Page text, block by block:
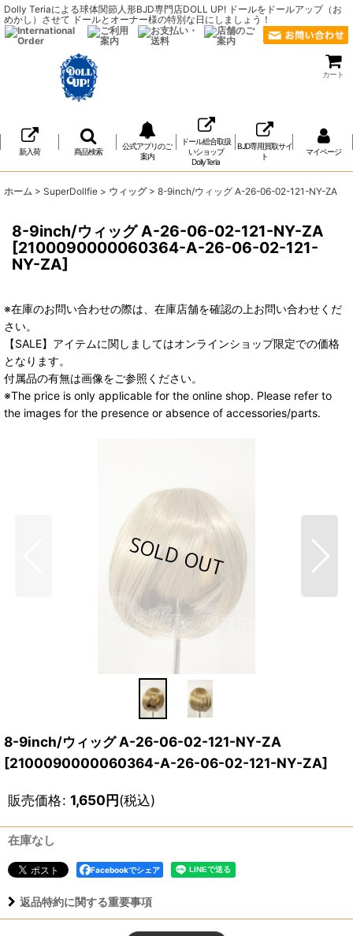
Dolly Teriaによる球体関節人形BJD専門店DOLL UP! ドールをドールアップ（お
めかし）させて ドールとオーナー様の特別な日にしましょう！
カート
新入荷 商品検索
公式アプリのご
案内
ドール総合取扱
いショップ
DollyTeria
BJD専用買取サイ
ト
マイページ
ホーム > SuperDollfie > ウィッグ > 8-9inch/ウィッグ A-26-06-02-121-NY-ZA
8-9inch/ウィッグ A-26-06-02-121-NY-ZA
[2100090000060364-A-26-06-02-121-
NY-ZA]
※在庫のお問い合わせの際は、在庫店舗を確認の上お問い合わせくだ
さい。
【SALE】アイテムに関しましてはオンラインショップ限定での価格
となります。
付属品の有無は画像をご参照ください。
※The price is only applicable for the online shop. Please refer to
the images for the presence or absence of accessories/parts.
8-9inch/ウィッグ A-26-06-02-121-NY-ZA
[2100090000060364-A-26-06-02-121-NY-ZA]
販売価格: 1,650円(税込)
在庫なし
Facebookでシェア
返品特約に関する重要事項